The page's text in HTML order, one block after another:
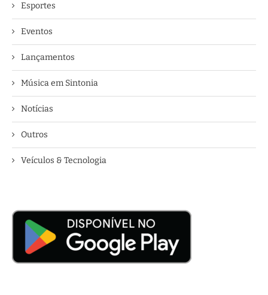
Esportes
Eventos
Lançamentos
Música em Sintonia
Notícias
Outros
Veículos & Tecnologia